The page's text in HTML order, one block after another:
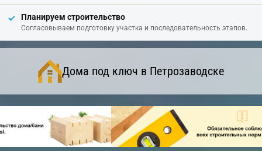
Планируем строительство
Согласовываем подготовку участка и последовательность этапов.
Дома под ключ в Петрозаводске